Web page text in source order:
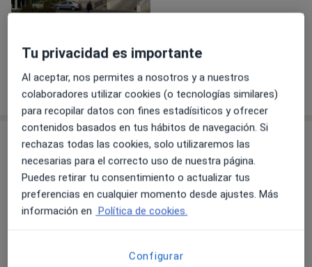
Mostrar más detalles
sobre la experiencia
Servicios y precios
Revisión ginecológica
Detalles Reservar cita
Tu privacidad es importante
Al aceptar, nos permites a nosotros y a nuestros
colaboradores utilizar cookies (o tecnologías similares)
para recopilar datos con fines estadísiticos y ofrecer
contenidos basados en tus hábitos de navegación. Si
rechazas todas las cookies, solo utilizaremos las
necesarias para el correcto uso de nuestra página.
Puedes retirar tu consentimiento o actualizar tus
preferencias en cualquier momento desde ajustes. Más
información en Política de cookies.
Configurar